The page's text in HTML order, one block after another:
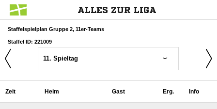
ALLES ZUR LIGA
Staffelspielplan Gruppe 2, 11er-Teams
Staffel ID: 221009
11. Spieltag
Zeit Heim Gast Erg. Info